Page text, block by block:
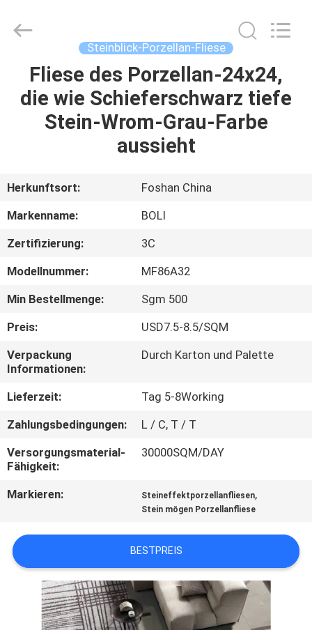
HAUSE
VIDEOS
UNS
WERKSBESICHTIGUNG
QUALITÄTSKONTROLLE
KONTAKT
UNS
BITTE UM
EIN
SITEMAP
DATENSCHUTZRICHTLINIE
CERAMICS
CO.,LTD..
Steinblick-Porzellan-Fliese
Fliese des Porzellan-24x24,
die wie Schieferschwarz tiefe
Stein-Wrom-Grau-Farbe
aussieht
Herkunftsort:
Foshan China
Markenname:
BOLI
Zertifizierung:
3C
Modellnummer:
MF86A32
Min Bestellmenge:
Sgm 500
Preis:
USD7.5-8.5/SQM
Verpackung
Informationen:
Durch Karton und Palette
Lieferzeit:
Tag 5-8Working
Zahlungsbedingungen:
L / C, T / T
Versorgungsmaterial-
Fähigkeit:
30000SQM/DAY
Markieren: Steineffektporzellanfliesen,
Stein mögen Porzellanfliese
BESTPREIS